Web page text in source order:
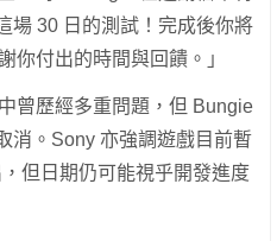
場 30 日的測試！完成後你將
你付出的時間與回饋。」
曾歷經多重問題，但 Bungie
消。Sony 亦強調遊戲目前暫
但日期仍可能視乎開發進度